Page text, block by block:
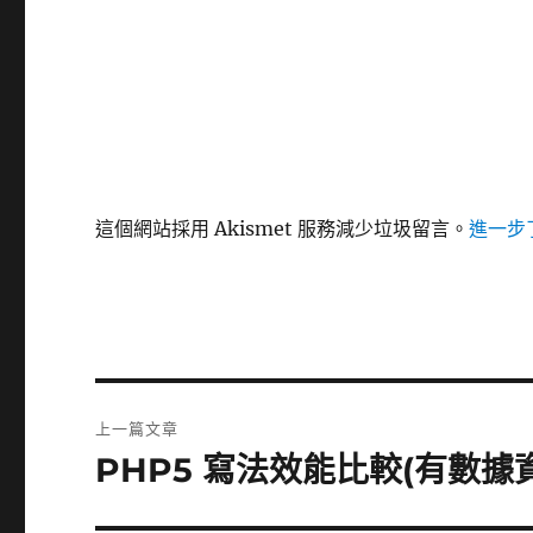
這個網站採用 Akismet 服務減少垃圾留言。進一步
章
上一篇文章
上
PHP5 寫法效能比較(有數據